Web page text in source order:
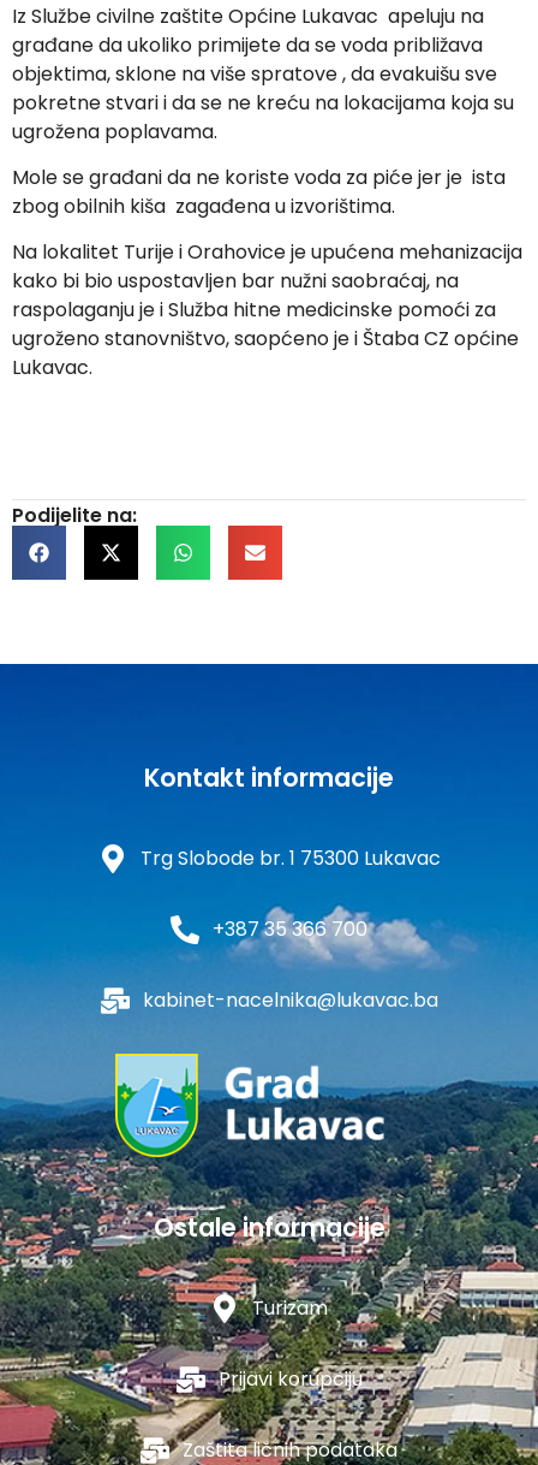
Iz Službe civilne zaštite Općine Lukavac apeluju na
građane da ukoliko primijete da se voda približava
objektima, sklone na više spratove , da evakuišu sve
pokretne stvari i da se ne kreću na lokacijama koja su
ugrožena poplavama.
Mole se građani da ne koriste voda za piće jer je ista
zbog obilnih kiša zagađena u izvorištima.
Na lokalitet Turije i Orahovice je upućena mehanizacija
kako bi bio uspostavljen bar nužni saobraćaj, na
raspolaganju je i Služba hitne medicinske pomoći za
ugroženo stanovništvo, saopćeno je i Štaba CZ općine
Lukavac.
Podijelite na:
Kontakt informacije
Trg Slobode br. 1 75300 Lukavac
+387 35 366 700
kabinet-nacelnika@lukavac.ba
Ostale informacije
Turizam
Prijavi korupciju
Zaštita ličnih podataka